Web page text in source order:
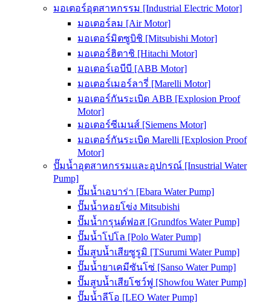
มอเตอร์อุตสาหกรรม [Industrial Electric Motor]
มอเตอร์ลม [Air Motor]
มอเตอร์มิตซูบิชิ [Mitsubishi Motor]
มอเตอร์ฮิตาชิ [Hitachi Motor]
มอเตอร์เอบีบี [ABB Motor]
มอเตอร์เมอร์ลารี่ [Marelli Motor]
มอเตอร์กันระเบิด ABB [Explosion Proof
Motor]
มอเตอร์ซีเมนส์ [Siemens Motor]
มอเตอร์กันระเบิด Marelli [Explosion Proof
Motor]
ปั๊มน้ำอุตสาหกรรมและอุปกรณ์ [Insustrial Water
Pump]
ปั๊มน้ำเอบาร่า [Ebara Water Pump]
ปั๊มน้ำหอยโข่ง Mitsubishi
ปั๊มน้ำกรุนด์ฟอส [Grundfos Water Pump]
ปั๊มน้ำโปโล [Polo Water Pump]
ปั๊มสูบน้ำเสียซูรูมิ [TSurumi Water Pump]
ปั๊มน้ำยาเคมีซันโซ่ [Sanso Water Pump]
ปั๊มสูบน้ำเสียโชว์ฟู [Showfou Water Pump]
ปั๊มน้ำลีโอ [LEO Water Pump]